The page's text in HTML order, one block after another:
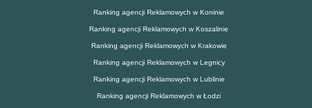
Ranking agencji Reklamowych w Koninie
Ranking agencji Reklamowych w Koszalinie
Ranking agencji Reklamowych w Krakowie
Ranking agencji Reklamowych w Legnicy
Ranking agencji Reklamowych w Lublinie
Ranking agencji Reklamowych w Łodzi